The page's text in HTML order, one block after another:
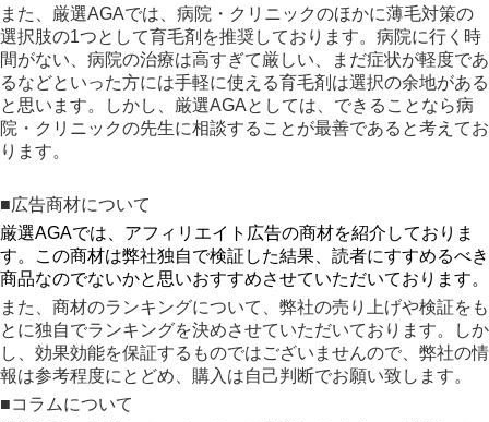
また、厳選AGAでは、病院・クリニックのほかに薄毛対策の
選択肢の1つとして育毛剤を推奨しております。病院に行く時
間がない、病院の治療は高すぎて厳しい、まだ症状が軽度であ
るなどといった方には手軽に使える育毛剤は選択の余地がある
と思います。しかし、厳選AGAとしては、できることなら病
院・クリニックの先生に相談することが最善であると考えてお
ります。
■広告商材について
厳選AGAでは、アフィリエイト広告の商材を紹介しておりま
す。この商材は弊社独自で検証した結果、読者にすすめるべき
商品なのでないかと思いおすすめさせていただいております。
また、商材のランキングについて、弊社の売り上げや検証をも
とに独自でランキングを決めさせていただいております。しか
し、効果効能を保証するものではございませんので、弊社の情
報は参考程度にとどめ、購入は自己判断でお願い致します。
■コラムについて